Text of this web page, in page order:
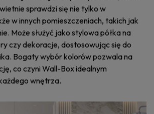
sprawdzi się nie tylko w
w innych pomieszczeniach, takich jak
Może służyć jako stylowa półka na
czy dekoracje, dostosowując się do
Bogaty wybór kolorów pozwala na
co czyni Wall-Box idealnym
wnętrza.